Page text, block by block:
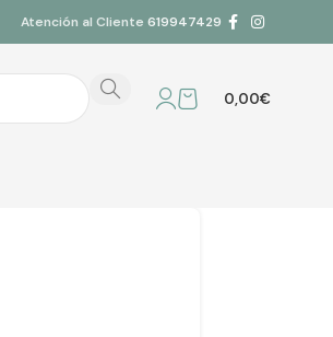
Atención al Cliente 619947429
0,00€